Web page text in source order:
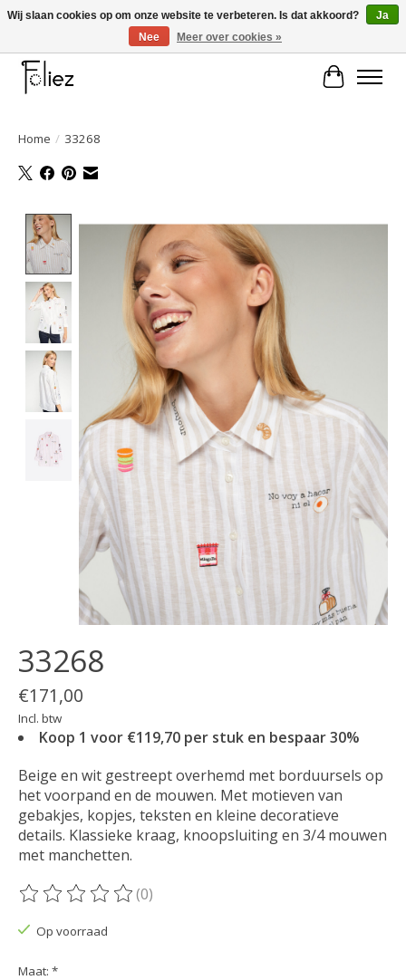
Large selection of products and fast shipping!
Home / 33268
Product image slideshow Items
33268
€171,00
Incl. btw
Koop 1 voor €119,70 per stuk en bespaar 30%
Beige en wit gestreept overhemd met borduursels op
het voorpand en de mouwen. Met motieven van
gebakjes, kopjes, teksten en kleine decoratieve
details. Klassieke kraag, knoopsluiting en 3/4 mouwen
met manchetten.
De beoordeling van dit product is
(0)
Op voorraad
Maat: *
Wij slaan cookies op om onze website te verbeteren. Is dat akkoord?
Ja
Nee
Meer over cookies »